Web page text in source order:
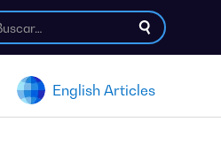
English Articles